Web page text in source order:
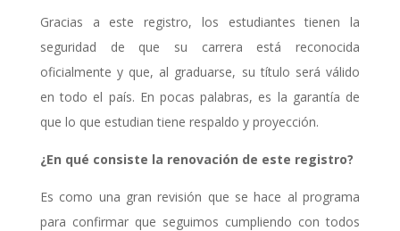
Gracias a este registro, los estudiantes tienen la
seguridad de que su carrera estáreconocida
oficialmente y que, al graduarse, su título será válido
en todo el país. En pocaspalabras, es la garantía de
que lo que estudian tiene respaldo y proyección.
¿En qué consiste la renovación de este registro?
Es como una gran revisión que se hace al programa
para confirmar que seguimos cumpliendo con todos